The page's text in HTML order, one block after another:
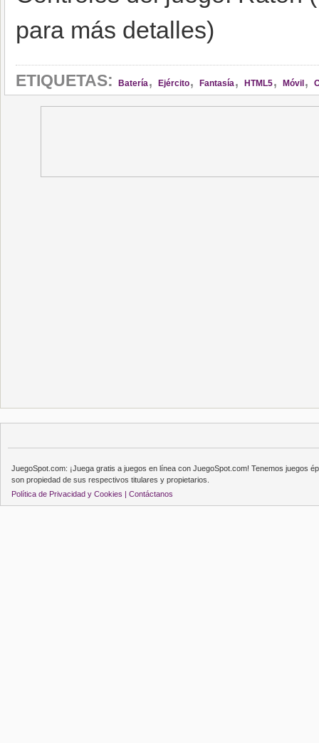
para más detalles)
ETIQUETAS: Batería, Ejército, Fantasía, HTML5, Móvil ,
JuegoSpot.com: ¡Juega gratis a juegos en línea con JuegoSpot.com! Tenemos juegos
son propiedad de sus respectivos titulares y propietarios.
Política de Privacidad y Cookies | Contáctanos